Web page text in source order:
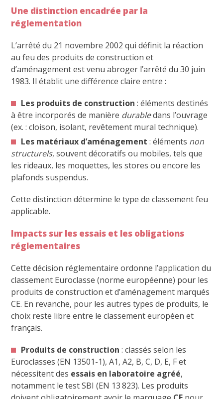
Une distinction encadrée par la
réglementation
L’arrêté du 21 novembre 2002 qui définit la réaction
au feu des produits de construction et
d’aménagement est venu abroger l’arrêté du 30 juin
1983. Il établit une différence claire entre :
Les produits de construction : éléments destinés
à être incorporés de manière durabledans l’ouvrage
(ex. : cloison, isolant, revêtement mural technique).
Les matériaux d’aménagement : éléments non
structurels, souvent décoratifs ou mobiles, tels que
les rideaux, les moquettes, les stores ou encore les
plafonds suspendus.
Cette distinction détermine le type de classement feu
applicable.
Impacts sur les essais et les obligations
réglementaires
Cette décision réglementaire ordonne l’application du
classement Euroclasse (norme européenne) pour les
produits de construction et d’aménagement marqués
CE. En revanche, pour les autres types de produits, le
choix reste libre entre le classement européen et
français.
Produits de construction: classés selon les
Euroclasses (EN 13501-1), A1, A2, B, C, D, E, F et
nécessitent des essais en laboratoire agréé,
notamment le test SBI (EN 13 823). Les produits